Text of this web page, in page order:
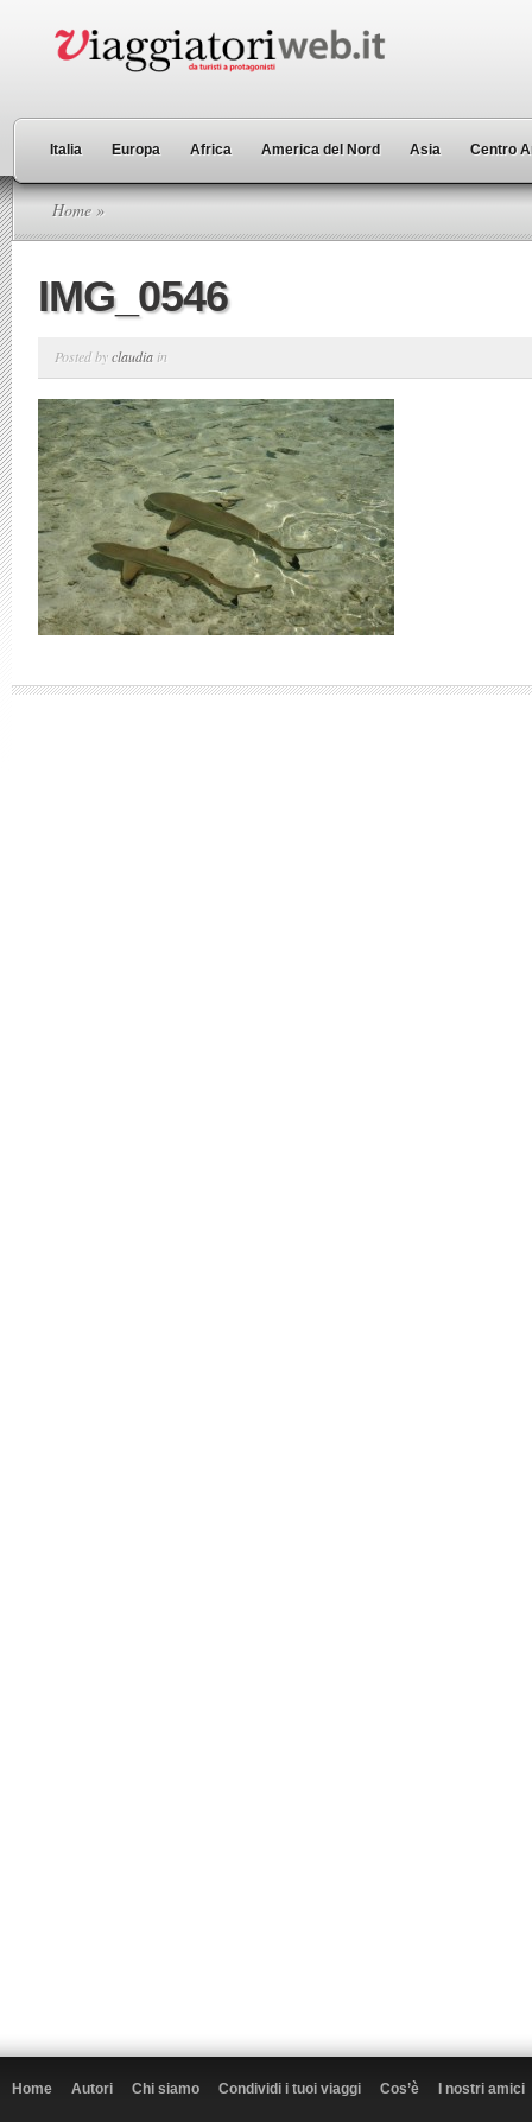
Italia Europa Africa America del Nord Asia Centro
Home »
IMG_0546
Posted byclaudia in
Home Autori Chi siamo Condividi i tuoi viaggi Cos’è I nostri amici